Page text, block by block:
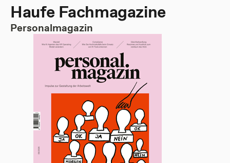
Haufe Fachmagazine
Personalmagazin